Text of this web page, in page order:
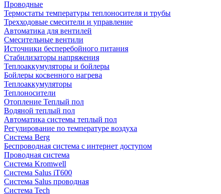
Проводные
Термостаты температуры теплоносителя и трубы
Трехходовые смесители и управление
Автоматика для вентилей
Смесительные вентили
Источники бесперебойного питания
Стабилизаторы напряжения
Теплоаккумуляторы и бойлеры
Бойлеры косвенного нагрева
Теплоаккумуляторы
Теплоносители
Отопление Теплый пол
Водяной теплый пол
Автоматика системы теплый пол
Регулирование по температуре воздуха
Система Berg
Беспроводная система с интернет доступом
Проводная система
Система Kromwell
Система Salus iT600
Система Salus проводная
Система Tech